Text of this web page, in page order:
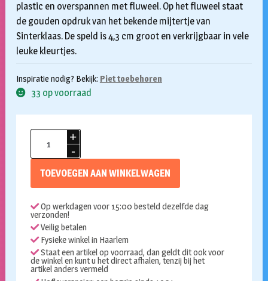
plastic en overspannen met fluweel. Op het fluweel staat
de gouden opdruk van het bekende mijtertje van
Sinterklaas. De speld is 4,3 cm groot en verkrijgbaar in vele
leuke kleurtjes.
Inspiratie nodig? Bekijk: Piet toebehoren
33 op voorraad
Baretspeld
roze
aantal
TOEVOEGEN AAN WINKELWAGEN
Op werkdagen voor 15:00 besteld dezelfde dag
verzonden!
Veilig betalen
Fysieke winkel in Haarlem
Staat een artikel op voorraad, dan geldt dit ook voor
de winkel en kunt u het direct afhalen, tenzij bij het
artikel anders vermeld